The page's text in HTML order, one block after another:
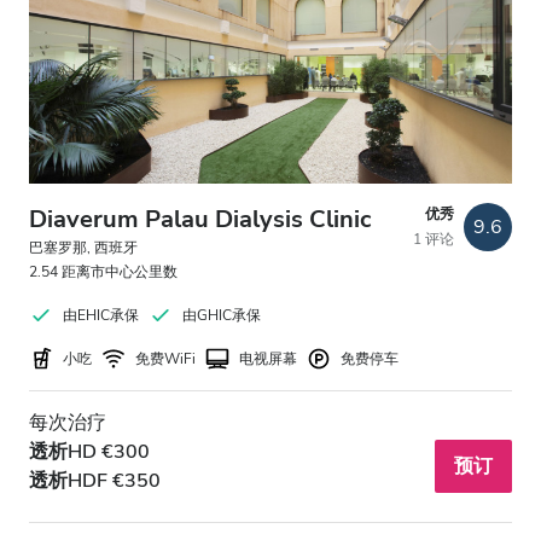
深夜
评分
好
优秀
Diaverum Palau Dialysis Clinic
巴塞罗那, 西班牙
2.54 距离市中心公里数
优秀
1 评论
9.6
由EHIC承保 由GHIC承保
小吃 免费WiFi 电视屏幕 免费停车
每次治疗
透析HD €300
透析HDF €350
预订